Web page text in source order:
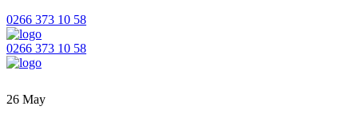
0266 373 10 58
0266 373 10 58
26 May